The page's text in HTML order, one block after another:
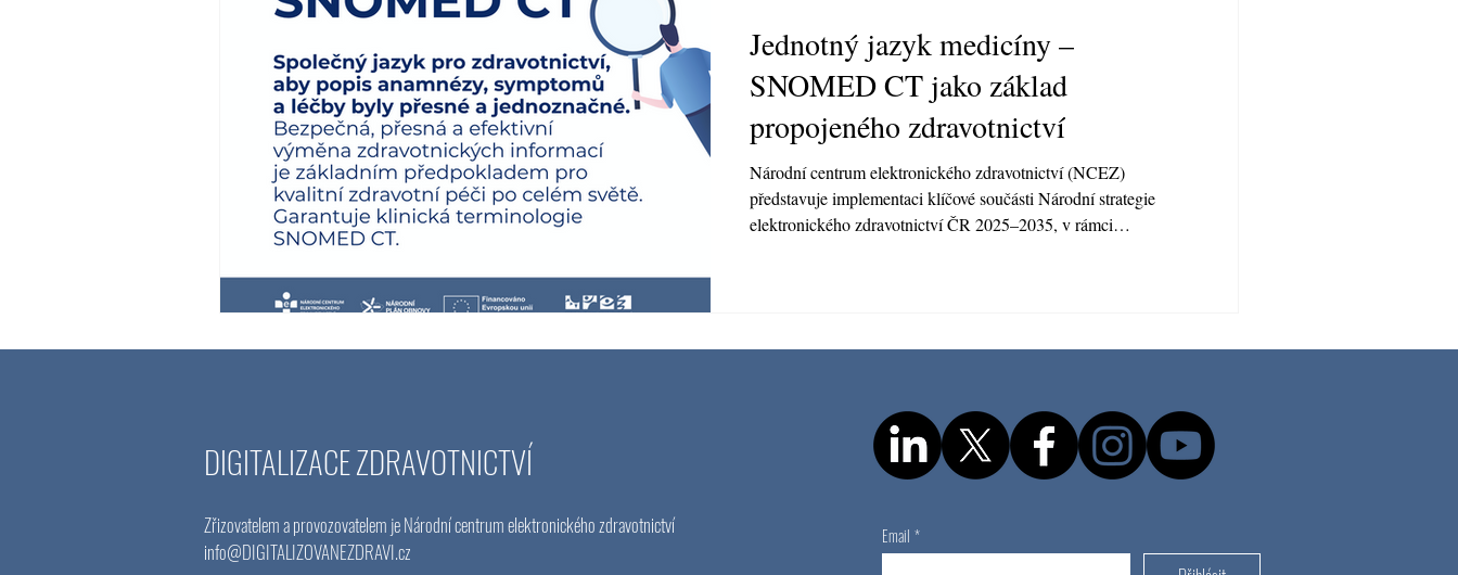
Jednotný jazyk medicíny –
SNOMED CT jako základ
propojeného zdravotnictví
Národní centrum elektronického zdravotnictví (NCEZ)
představuje implementaci klíčové součásti Národní strategie
elektronického zdravotnictví ČR 2025–2035, v rámci
napříč obory, nemocnicemi i státy EU. Digitalizace zdravotnictví
DIGITALIZACE ZDRAVOTNICTVÍ
Zřizovatelem a provozovatelem je Národní centrum elektronického zdravotnictví
info@DIGITALIZOVANEZDRAVI.cz
Email *